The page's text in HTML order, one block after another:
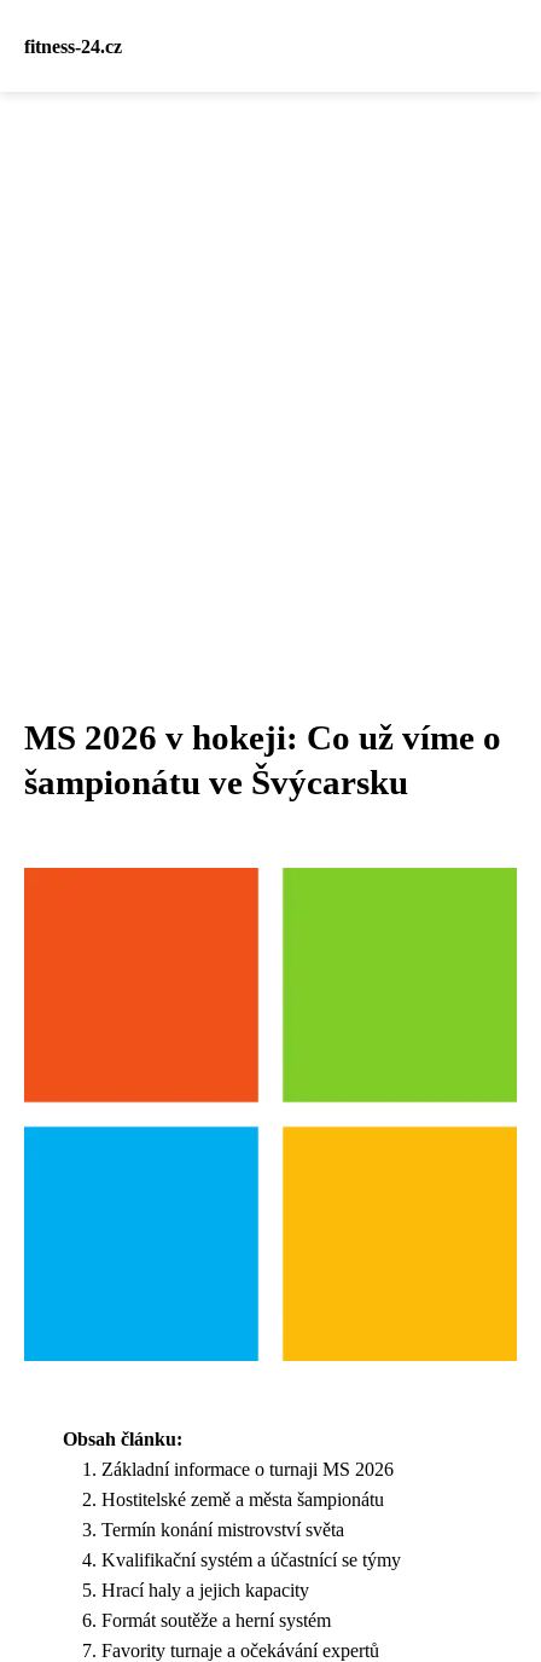
fitness-24.cz
MS 2026 v hokeji: Co už víme o
šampionátu ve Švýcarsku
Obsah článku:
Základní informace o turnaji MS 2026
Hostitelské země a města šampionátu
Termín konání mistrovství světa
Kvalifikační systém a účastnící se týmy
Hrací haly a jejich kapacity
Formát soutěže a herní systém
Favority turnaje a očekávání expertů